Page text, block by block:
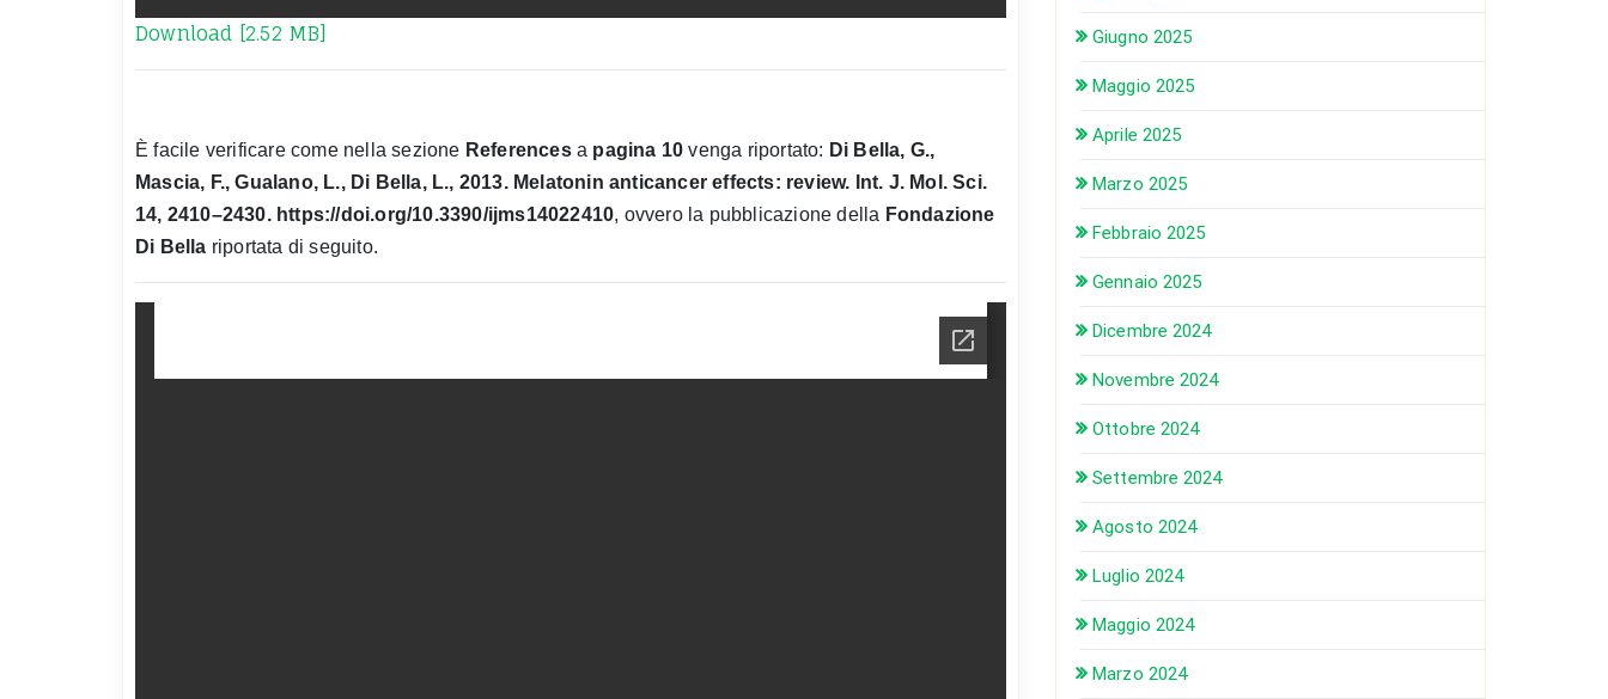
Download [2.52 MB]
È facile verificare come nella sezione Referencesa pagina 10 venga riportato: Di Bella, G.,
Mascia, F., Gualano, L., Di Bella, L., 2013. Melatonin anticancer effects: review. Int. J. Mol. Sci.
14, 2410–2430. https://doi.org/10.3390/ijms14022410, ovvero la pubblicazione della Fondazione
Di Bella riportata di seguito.
Giugno 2025
Maggio 2025
Aprile 2025
Marzo 2025
Febbraio 2025
Gennaio 2025
Dicembre 2024
Novembre 2024
Ottobre 2024
Settembre 2024
Agosto 2024
Luglio 2024
Maggio 2024
Marzo 2024